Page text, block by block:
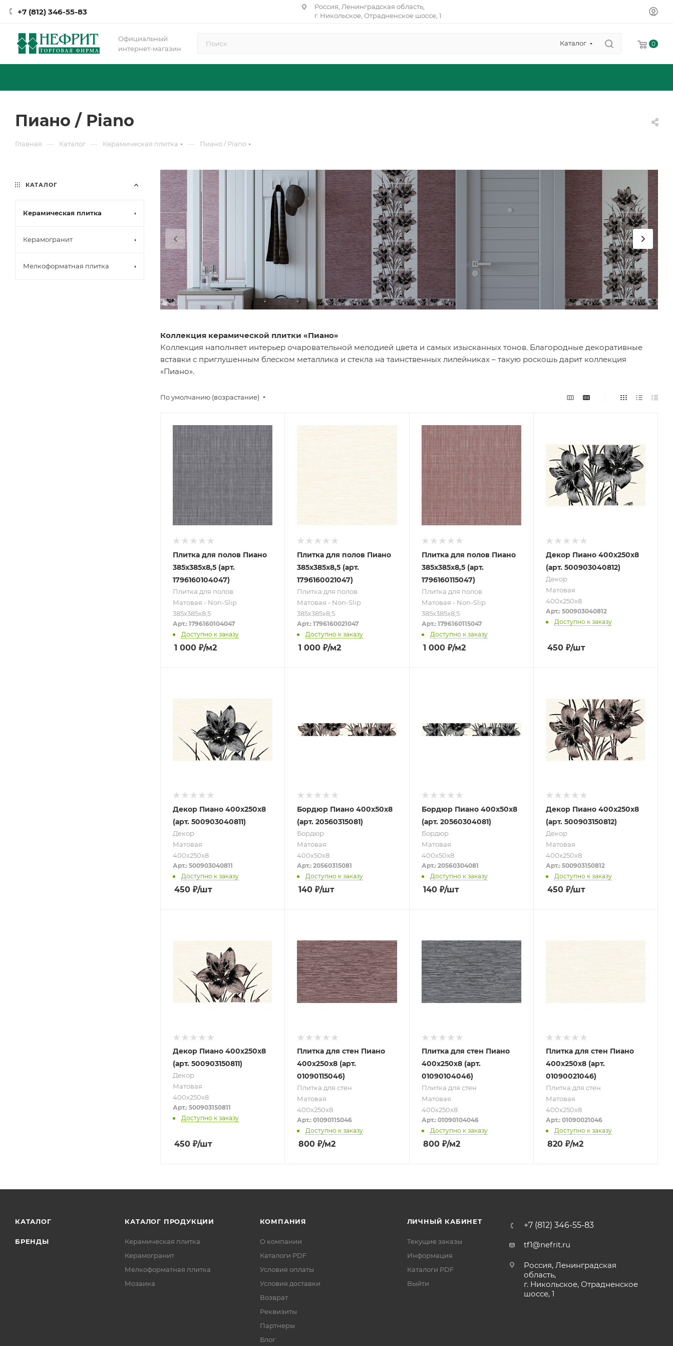
+7 (812) 346-55-83
Россия, Ленинградская область,
г. Никольское, Отрадненское шоссе, 1
Официальный
интернет-магазин
Каталог 0
Пиано / Piano
Главная — Каталог — Керамическая плитка — Пиано / Piano
Коллекция керамической плитки «Пиано»
Коллекция наполняет интерьер очаровательной мелодией цвета и самых изысканных тонов. Благородные декоративные
вставки с приглушенным блеском металлика и стекла на таинственных лилейниках – такую роскошь дарит коллекция
«Пиано».
По умолчанию (возрастание)
Плитка для полов Пиано
385х385х8,5 (арт.
1796160104047)
Плитка для полов
Матовая - Non-Slip
385х385х8,5
Доступно к заказу
Арт.: 1796160104047
1 000 ₽/м2
Плитка для полов Пиано
385х385х8,5 (арт.
1796160021047)
Плитка для полов
Матовая - Non-Slip
385х385х8,5
Доступно к заказу
Арт.: 1796160021047
1 000 ₽/м2
Плитка для полов Пиано
385х385х8,5 (арт.
1796160115047)
Плитка для полов
Матовая - Non-Slip
385х385х8,5
Доступно к заказу
Арт.: 1796160115047
1 000₽/м2
Декор Пиано 400х250х8
(арт. 500903040812)
Декор
Матовая
400х250х8
Доступно к заказу
Арт.: 500903040812
450₽/шт
Декор Пиано 400х250х8
(арт. 500903040811)
Декор
Матовая
400х250х8
Доступно к заказу
Арт.: 500903040811
450 ₽/шт
Бордюр Пиано 400х50х8
(арт. 20560315081)
Бордюр
Матовая
400х50х8
Доступно к заказу
Арт.: 20560315081
140 ₽/шт
Бордюр Пиано 400х50х8
(арт. 20560304081)
Бордюр
Матовая
400х50х8
Доступно к заказу
Арт.: 20560304081
140₽/шт
Декор Пиано 400х250х8
(арт. 500903150812)
Декор
Матовая
400х250х8
Доступно к заказу
Арт.: 500903150812
450₽/шт
Декор Пиано 400х250х8
(арт. 500903150811)
Декор
Матовая
400х250х8
Доступно к заказу
Арт.: 500903150811
450 ₽/шт
Плитка для стен Пиано
400х250х8 (арт.
01090115046)
Плитка для стен
Матовая
400х250х8
Доступно к заказу
Арт.: 01090115046
800 ₽/м2
Плитка для стен Пиано
400х250х8 (арт.
01090104046)
Плитка для стен
Матовая
400х250х8
Доступно к заказу
Арт.: 01090104046
800₽/м2
Плитка для стен Пиано
400х250х8 (арт.
01090021046)
Плитка для стен
Матовая
400х250х8
Доступно к заказу
Арт.: 01090021046
820₽/м2
КАТАЛОГ
Керамическая плитка
Керамогранит
Мелкоформатная плитка
КАТАЛОГ
БРЕНДЫ
КАТАЛОГ ПРОДУКЦИИ
Керамическая плитка
Керамогранит
Мелкоформатная плитка
Мозаика
КОМПАНИЯ
О компании
Каталоги PDF
Условия оплаты
Условия доставки
Возврат
Реквизиты
Партнеры
Блог
ЛИЧНЫЙ КАБИНЕТ
Текущие заказы
Информация
Каталоги PDF
Выйти
+7 (812) 346-55-83
tf1@nefrit.ru
Россия, Ленинградская
область,
г. Никольское, Отрадненское
шоссе, 1